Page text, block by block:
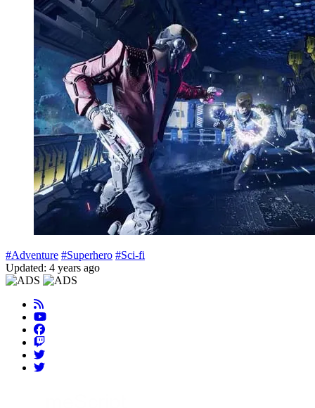
#Adventure #Superhero #Sci-fi
Updated: 4 years ago